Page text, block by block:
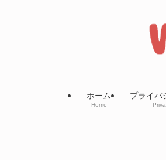
ホーム
Home
プライバ